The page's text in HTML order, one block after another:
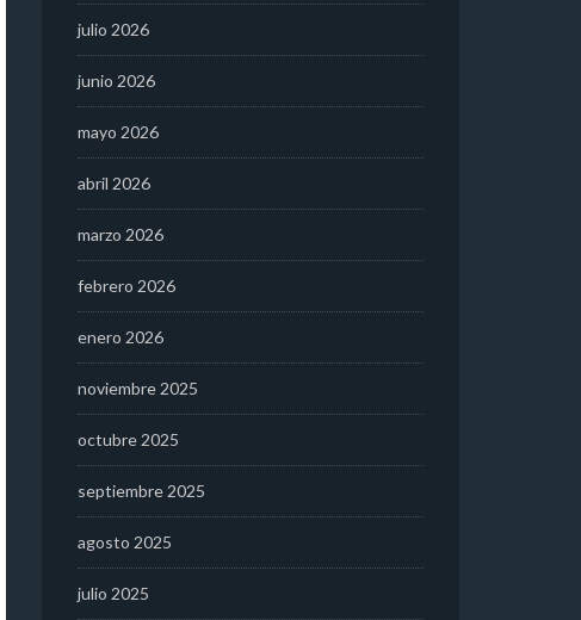
julio 2026
junio 2026
mayo 2026
abril 2026
marzo 2026
febrero 2026
enero 2026
noviembre 2025
octubre 2025
septiembre 2025
agosto 2025
julio 2025